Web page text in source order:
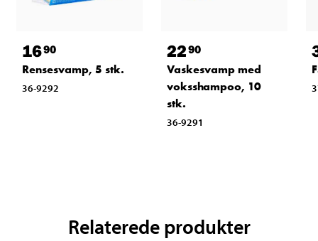
1690
Rensesvamp, 5 stk.
36-9292
2290
Vaskesvamp med
voksshampoo, 10
stk.
36-9291
Relaterede produkter